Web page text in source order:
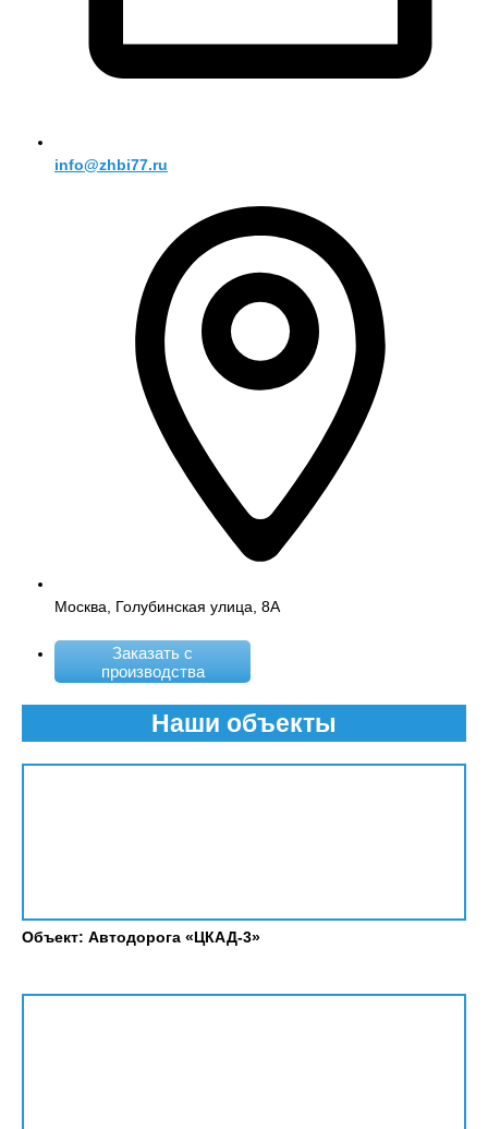
info@zhbi77.ru
Москва, Голубинская улица, 8А
Заказать с
производства
Наши объекты
Объект: Автодорога «ЦКАД-3»